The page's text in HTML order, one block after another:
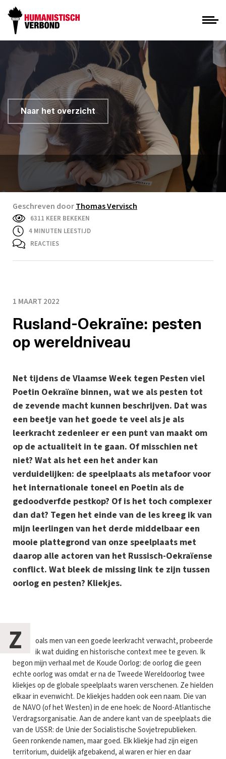
Naar het overzicht
Geschreven doorThomas Vervisch
6311 KEER BEKEKEN
4 MINUTEN LEESTIJD
REACTIES
1 MAART 2022
Rusland-Oekraïne: pesten
op wereldniveau
Net tijdens de Vlaamse Week tegen Pesten viel
Poetin Oekraïne binnen, wat we als pesten tot
de zevende macht kunnen beschrijven. Dat was
een beetje van het goede te veel als je als
leerkracht zedenleer er een punt van maakt om
op de actualiteit in te gaan. Of misschien net
niet? Wat als het een het ander kan
verduidelijken: de speelplaats als metafoor voor
het internationale toneel en Poetin als de
gedoodverfde pestkop? Of is het toch complexer
dan dat? Tegen het einde van de les kreeg ik van
mijn leerlingen van het derde middelbaar een
mooie plattegrond van onze speelplaats met
daarop alle actoren van het Russisch-Oekraïense
conflict. Wat bleek de missing link te zijn tussen
oorlog en pesten? Kliekjes.
Z
oals men van een goede leerkracht verwacht, probeerde
ik wat duiding en historische context mee te geven. Ik
begon mijn verhaal met de Koude Oorlog: de oorlog die geen
echte oorlog was omdat er na de Tweede Wereldoorlog twee
kliekjes op de globale speelplaats waren verschenen. Ze hielden
elkaar in evenwicht. De kliekjes hadden ook een naam. Die van
de NAVO (of het Westen) in de ene hoek: de Noord-Atlantische
Verdragsorganisatie. Aan de andere kant van de speelplaats die
van de USSR: de Unie der Socialistische Sovjetrepublieken.
Geen ronkende namen, maar goed. Elk kliekje had zijn eigen
territorium, duidelijk afgebakend, al waren er hier en daar